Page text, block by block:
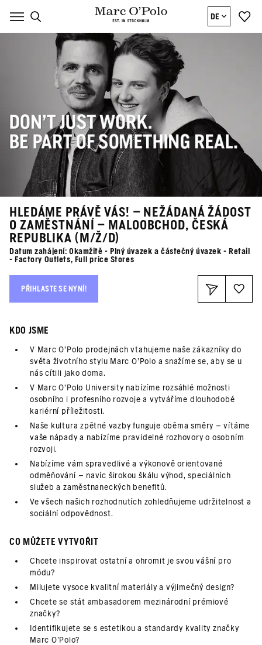
DE
HLEDÁME PRÁVĚ VÁS! – NEŽÁDANÁ ŽÁDOST
O ZAMĚSTNÁNÍ – MALOOBCHOD, ČESKÁ
REPUBLIKA (M/Ž/D)
Datum zahájení: Okamžitě - Plný úvazek a částečný úvazek - Retail
- Factory Outlets, Full price Stores
PŘIHLASTE SE NYNÍ!
KDO JSME
V Marc O’Polo prodejnách vtahujeme naše zákazníky do
světa životního stylu Marc O’Polo a snažíme se, aby se u
nás cítili jako doma.
V Marc O’Polo University nabízíme rozsáhlé možnosti
osobního i profesního rozvoje a vytváříme dlouhodobé
kariérní příležitosti.
Naše kultura zpětné vazby funguje oběma směry – vítáme
vaše nápady a nabízíme pravidelné rozhovory o osobním
rozvoji.
Nabízíme vám spravedlivé a výkonově orientované
odměňování – navíc širokou škálu výhod, speciálních
služeb a zaměstnaneckých benefitů.
Ve všech našich rozhodnutích zohledňujeme udržitelnost a
sociální odpovědnost.
CO MŮŽETE VYTVOŘIT
Chcete inspirovat ostatní a ohromit je svou vášní pro
módu?
Milujete vysoce kvalitní materiály a výjimečný design?
Chcete se stát ambasadorem mezinárodní prémiové
značky?
Identifikujete se s estetikou a standardy kvality značky
Marc O’Polo?